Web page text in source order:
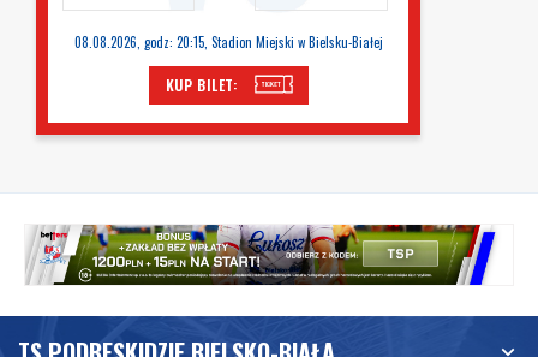
08.08.2026, godz: 20:15, Stadion Miejski w Bielsku-Białej
KUP BILET: